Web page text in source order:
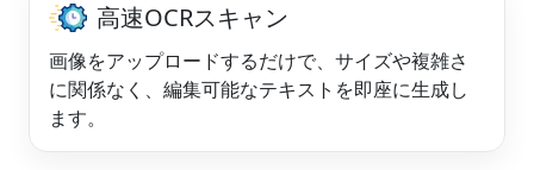
高速OCRスキャン
画像をアップロードするだけで、サイズや複雑さ
に関係なく、編集可能なテキストを即座に生成し
ます。